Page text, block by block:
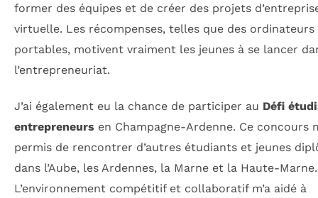
former des équipes et de créer des projets
virtuelle. Les récompenses, telles que des ordinateurs
portables, motivent vraiment les jeunes à se lancer
l’entrepreneuriat.
J’ai également eu la chance de participer au Défi
entrepreneurs en Champagne-Ardenne. Ce concours
permis de rencontrer d’autres étudiants et jeunes
dans l’Aube, les Ardennes, la Marne et la Haute-Marne.
L’environnement compétitif et collaboratif m’a aidé à